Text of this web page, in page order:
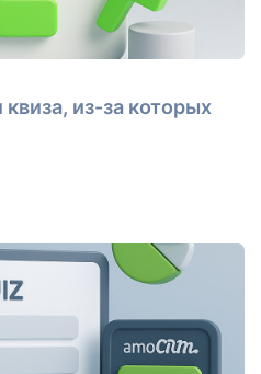
из-за которых